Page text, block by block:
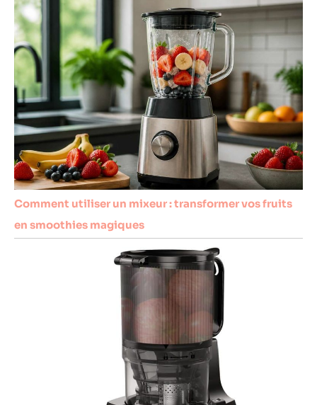
Comment utiliser un mixeur : transformer vos fruits
en smoothies magiques